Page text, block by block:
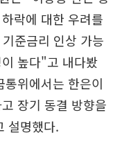
락에 대한 우려를
준금리 인상 가능
높다"고 내다봤
위에서는 한은이
장기 동결 방향을
설명했다.